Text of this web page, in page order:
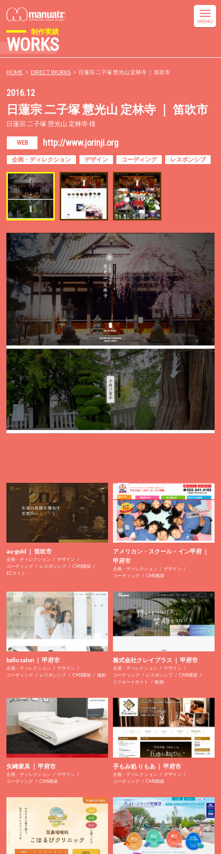
制作実績
WORKS
HOME DIRECT WORKS 日蓮宗 二子塚 慧光山 定林寺 ｜ 笛吹市
2016.12
日蓮宗 二子塚 慧光山 定林寺 ｜ 笛吹市
日蓮宗 二子塚 慧光山 定林寺 様
WEB http://www.jorinji.org
企画・ディレクション デザイン コーディング レスポンシブ
au-gold ｜ 笛吹市
企画・ディレクション
デザイン
コーディング
レスポンシブ
CMS構築
ECサイト
アメリカン・スクール・イン甲府 ｜
甲府市
企画・ディレクション
デザイン
コーディング
CMS構築
ballo salon ｜ 甲府市
企画・ディレクション
デザイン
コーディング
レスポンシブ CMS構築 撮影
株式会社クレイプラス ｜ 甲府市
企画・ディレクション
デザイン
コーディング
レスポンシブ
CMS構築
リクルートサイト
動画
矢崎家具 ｜ 甲府市
企画・ディレクション
デザイン
コーディング
CMS構築
手もみ処 りもあ ｜ 甲府市
企画・ディレクション
デザイン
コーディング
CMS構築